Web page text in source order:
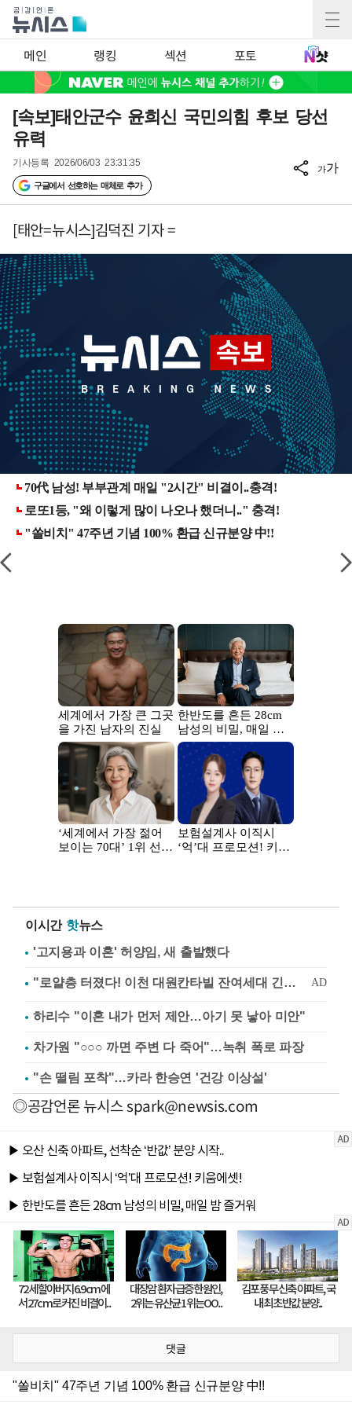
메인 랭킹 섹션 포토
[속보]태안군수 윤희신 국민의힘 후보 당선
유력
기사등록 2026/06/03 23:31:35
구글에서 선호하는 매체로 추가
가가
[태안=뉴시스]김덕진 기자 =
이시간 핫뉴스
'고지용과 이혼' 허양임, 새 출발했다
하리수 "이혼 내가 먼저 제안…아기 못 낳아 미안"
차가원 "○○○ 까면 주변 다 죽어"…녹취 폭로 파장
"손 떨림 포착"…카라 한승연 '건강 이상설'
◎공감언론 뉴시스spark@newsis.com
댓글